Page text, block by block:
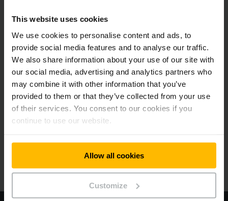
This website uses cookies
We use cookies to personalise content and ads, to
provide social media features and to analyse our traffic.
We also share information about your use of our site with
our social media, advertising and analytics partners who
may combine it with other information that you’ve
provided to them or that they’ve collected from your use
of their services. You consent to our cookies if you
continue to use our website.
Allow all cookies
Customize
Для яких типів складів підходить
мінівантажний шатл?
Чи буде бездоганно інтегрований міні-шатл у
мою ІТ-інфраструктуру?
Наскільки екологічно безпечним є міні-шатл?